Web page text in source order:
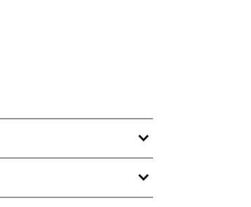
expand_more
expand_more